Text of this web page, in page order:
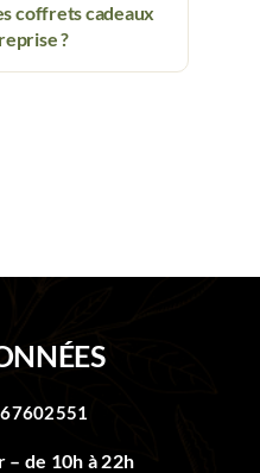
coffrets cadeaux
?
– de 10h à 22h